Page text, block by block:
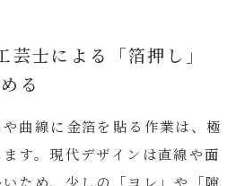
士による「箔押し」
る
曲線に金箔を貼る作業は、極
す。現代デザインは直線や面
ため、少しの「ヨレ」や「隙